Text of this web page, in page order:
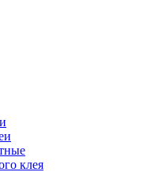
клея